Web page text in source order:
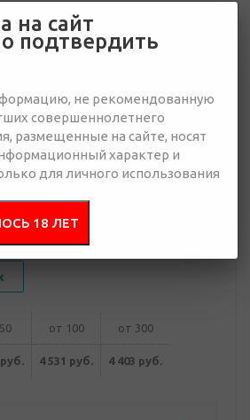
Добавить в
презентацию
В корзину
от 100 от 300
4 531 руб. 4 403 руб.
на сайт
подтвердить
не рекомендованную
совершеннолетнего
размещенные на сайте, носят
характер и
для личного использования
18 ЛЕТ